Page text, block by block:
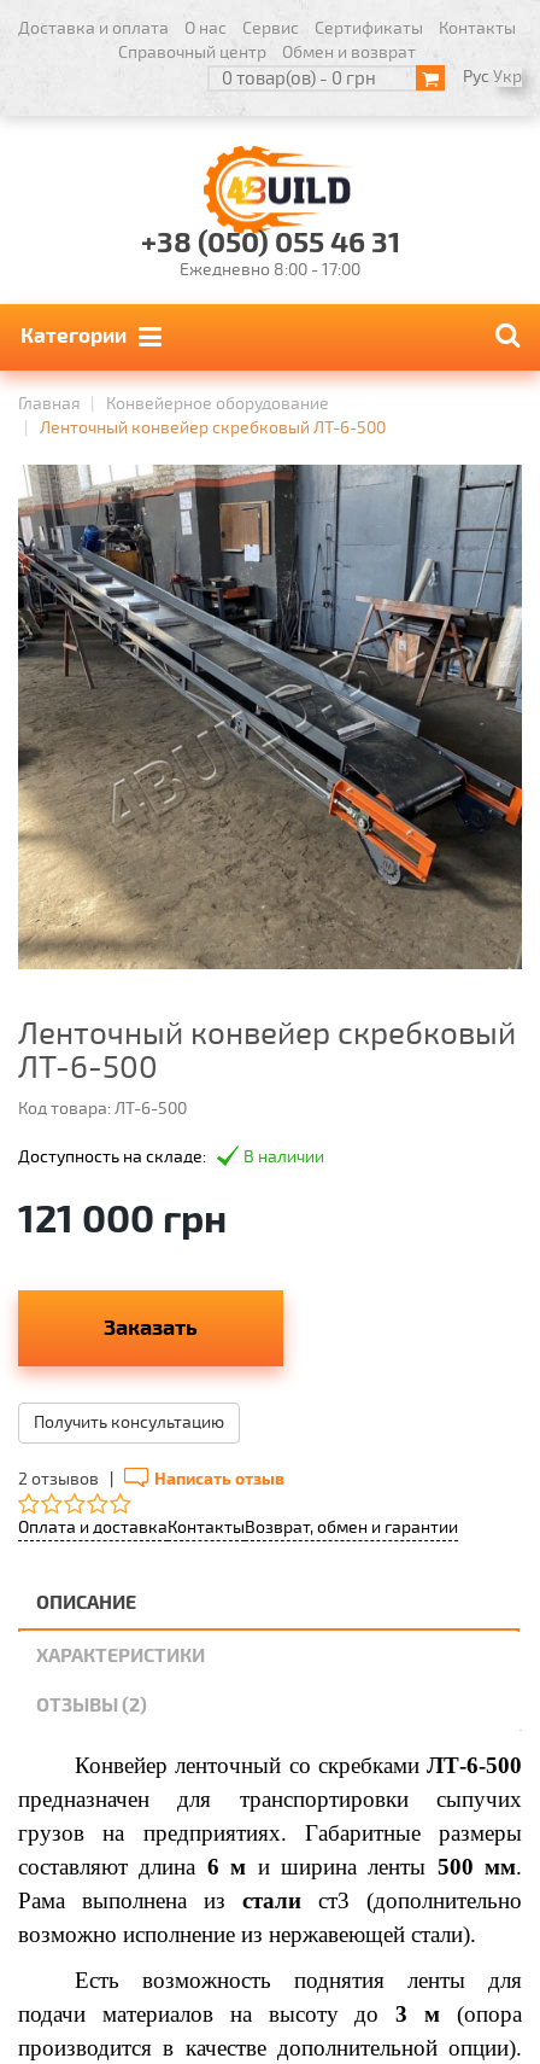
Доставка и оплата О нас Сервис Сертификаты
Контакты
Справочный центр
Обмен и возврат
0 товар(ов) - 0 грн РусУкр
+38 (050) 055 46 31
Ежедневно 8:00 - 17:00
Категории
Главная
Конвейерное оборудование
Ленточный конвейер скребковый ЛТ-6-500
Ленточный конвейер скребковый
ЛТ-6-500
Код товара: ЛТ-6-500
Доступность на складе: В наличии
121 000 грн
Заказать
Получить консультацию
2 отзывов Написать отзыв
Оплата и доставкаКонтактыВозврат, обмен и гарантии
ОПИСАНИЕ
ХАРАКТЕРИСТИКИ
ОТЗЫВЫ (2)
Конвейер ленточный со скребками ЛТ-6-500
предназначен для транспортировки сыпучих
грузов на предприятиях. Габаритные размеры
составляют длина 6 м и ширина ленты 500 мм.
Рама выполнена из стали ст3 (дополнительно
возможно исполнение из нержавеющей стали).
Есть возможность поднятия ленты для
подачи материалов на высоту до3 м (опора
производится в качестве дополнительной опции).